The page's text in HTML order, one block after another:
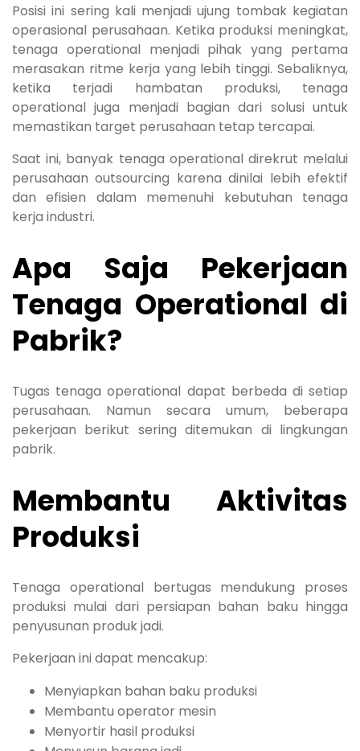
Posisi ini sering kali menjadi ujung tombak kegiatan
operasional perusahaan. Ketika produksi meningkat,
tenaga operational menjadi pihak yang pertama
merasakan ritme kerja yang lebih tinggi. Sebaliknya,
ketika terjadi hambatan produksi, tenaga
operational juga menjadi bagian dari solusi untuk
memastikan target perusahaan tetap tercapai.
Saat ini, banyak tenaga operational direkrut melalui
perusahaan outsourcing karena dinilai lebih efektif
dan efisien dalam memenuhi kebutuhan tenaga
kerja industri.
Apa Saja Pekerjaan
Tenaga Operational di
Pabrik?
Tugas tenaga operational dapat berbeda di setiap
perusahaan. Namun secara umum, beberapa
pekerjaan berikut sering ditemukan di lingkungan
pabrik.
Membantu Aktivitas
Produksi
Tenaga operational bertugas mendukung proses
produksi mulai dari persiapan bahan baku hingga
penyusunan produk jadi.
Pekerjaan ini dapat mencakup:
Menyiapkan bahan baku produksi
Membantu operator mesin
Menyortir hasil produksi